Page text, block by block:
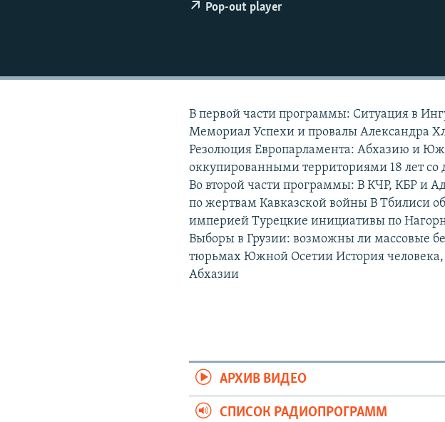
Pop-out player
В первой части программы: Ситуация в
Мемориал Успехи и провалы Александра
Резолюция Европарламента: Абхазию и
оккупированными территориями 18 лет
Во второй части программы: В КЧР, КБР и
по жертвам Кавказской войны В Тбилиси
империей Турецкие инициативы по
Выборы в Грузии: возможны ли массовые
тюрьмах Южной Осетии История человека,
Абхазии
АРХИВ ВИДЕО
СПИСОК РАДИОПРОГРАММ